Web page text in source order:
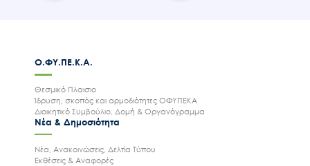
Ο.ΦΥ.ΠΕ.Κ.Α.
Θεσμικό Πλαισιο
Ίδρυση, σκοπός και αρμοδιότητες ΟΦΥΠΕΚΑ
Διοικητικό Συμβούλιο, Δομή & Οργανόγραμμα
Νέα & Δημοσιότητα
Νέα, Ανακοινώσεις, Δελτία Τύπου
Εκθέσεις & Αναφορές